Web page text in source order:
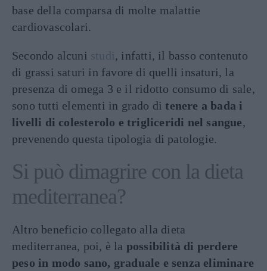
base della comparsa di molte malattie
cardiovascolari.
Secondo alcuni studi, infatti, il basso contenuto
di grassi saturi in favore di quelli insaturi, la
presenza di omega 3 e il ridotto consumo di sale,
sono tutti elementi in grado ditenere a bada i
livelli di colesterolo e trigliceridi nel sangue,
prevenendo questa tipologia di patologie.
Si può dimagrire con la dieta
mediterranea?
Altro beneficio collegato alla dieta
mediterranea, poi, è la possibilità di perdere
peso in modo sano, graduale e senza eliminare